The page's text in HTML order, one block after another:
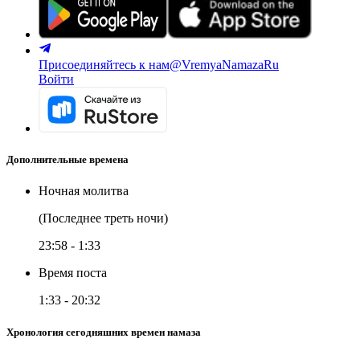
Присоединяйтесь к нам@VremyaNamazaRu
Войти
Дополнительные времена
Ночная молитва
(Последнее треть ночи)
23:58 - 1:33
Время поста
1:33 - 20:32
Хронология сегодняшних времен намаза